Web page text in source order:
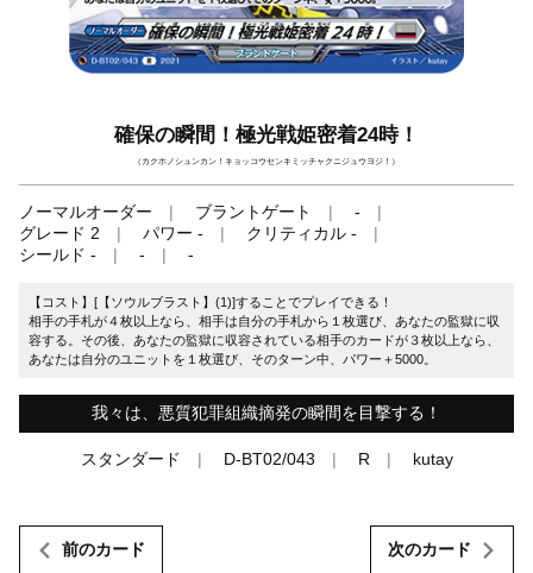
確保の瞬間！極光戦姫密着24時！
（カクホノシュンカン！キョッコウセンキミッチャクニジュウヨジ！）
ノーマルオーダー ブラントゲート
-
グレード 2
パワー -
クリティカル -
シールド -
- -
【コスト】[【ソウルブラスト】(1)]することでプレイできる！
相手の手札が４枚以上なら、相手は自分の手札から１枚選び、あなたの監獄に収
容する。その後、あなたの監獄に収容されている相手のカードが３枚以上なら、
あなたは自分のユニットを１枚選び、そのターン中、パワー＋5000。
我々は、悪質犯罪組織摘発の瞬間を目撃する！
スタンダード D-BT02/043 R kutay
前のカード 次のカード